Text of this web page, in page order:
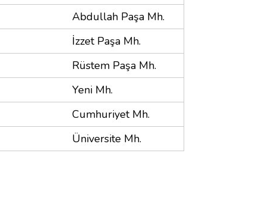
Abdullah Paşa Mh.
İzzet Paşa Mh.
Rüstem Paşa Mh.
Yeni Mh.
Cumhuriyet Mh.
Üniversite Mh.